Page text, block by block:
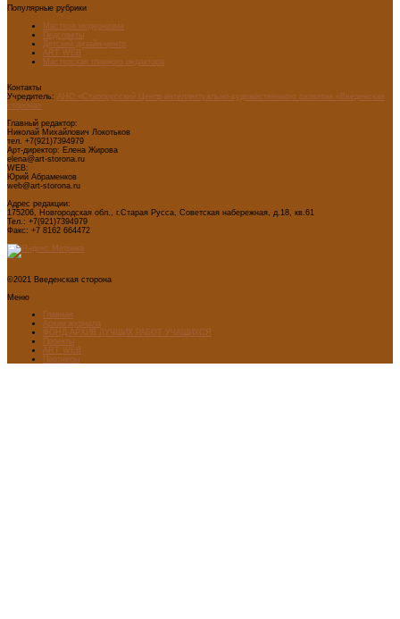
Популярные рубрики
Мастера модернизма
Педсоветы
Детский дизайн-центр
ART WEB
Мастерская главного редактора
Контакты
Учредитель: АНО «Старорусский Центр интеллектуально-художественного развития «Введенская
сторона»
Главный редактор:
Николай Михайлович Локотьков
тел. +7(921)7394979
Арт-директор: Елена Жирова
elena@art-storona.ru
WEB:
Юрий Абраменков
web@art-storona.ru
Адрес редакции:
175206, Новгородская обл., г.Старая Русса, Советская набережная, д.18, кв.61
Тел.: +7(921)7394979
Факс: +7 8162 664472
©2021 Введенская сторона
Меню
Главная
Архив журнала
ФОНД-АРХИВ ЛУЧШИХ РАБОТ УЧАЩИХСЯ
Проекты
ART WEB
Партнеры